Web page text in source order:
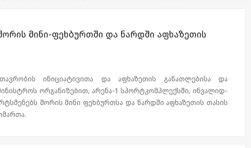
რესპუბლიკის მთავრობა.
მინი-ფეხბურთში და ნარდში აფხაზეთის
ინიციატივითა და აფხაზეთის განათლებისა და
ორგანიზებით, არენა-1 სპორტკომპლექსში, ინვალიდ-
შორის მინი ფეხბურთსა და ნარდში აფხაზეთის თასის